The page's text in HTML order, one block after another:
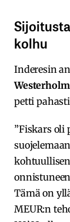
kolhu
Inderesin
petti
”Fiskars oli
Tämä on
MEUR:n